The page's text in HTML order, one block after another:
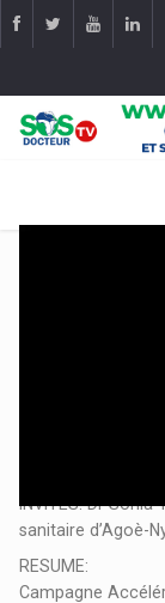
INVITES: Dr
sanitaire d’Agoè-
RESUME:
Campagne